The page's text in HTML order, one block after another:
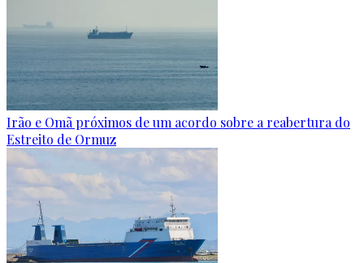
Irão e Omã próximos de um acordo sobre a reabertura do
Estreito de Ormuz